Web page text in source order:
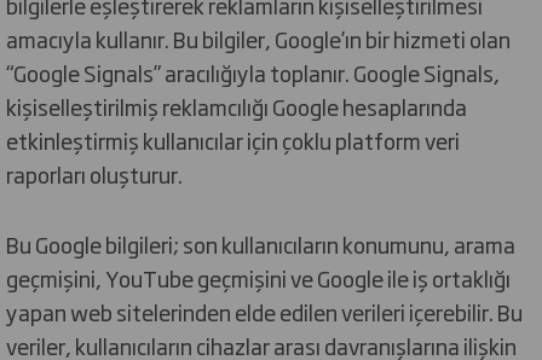
amacıyla kullanır. Bu bilgiler, Google’ın bir hizmeti olan
“Google Signals” aracılığıyla toplanır. Google Signals,
kişiselleştirilmiş reklamcılığı Google hesaplarında
etkinleştirmiş kullanıcılar için çoklu platform veri
raporları oluşturur.
Bu Google bilgileri; son kullanıcıların konumunu, arama
geçmişini, YouTube geçmişini ve Google ile iş ortaklığı
yapan web sitelerinden elde edilen verileri içerebilir. Bu
veriler, kullanıcıların cihazlar arası davranışlarına ilişkin